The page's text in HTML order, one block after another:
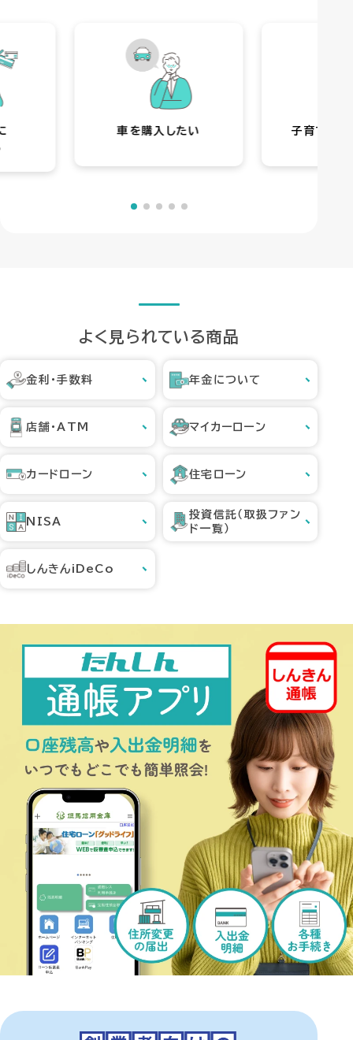
車を購入したい 子育てに
よく見られている商品
金利・手数料 年金について
店舗・ATM マイカーローン
カードローン 住宅ローン
NISA
投資信託（取扱ファン
ド一覧）
しんきんiDeCo